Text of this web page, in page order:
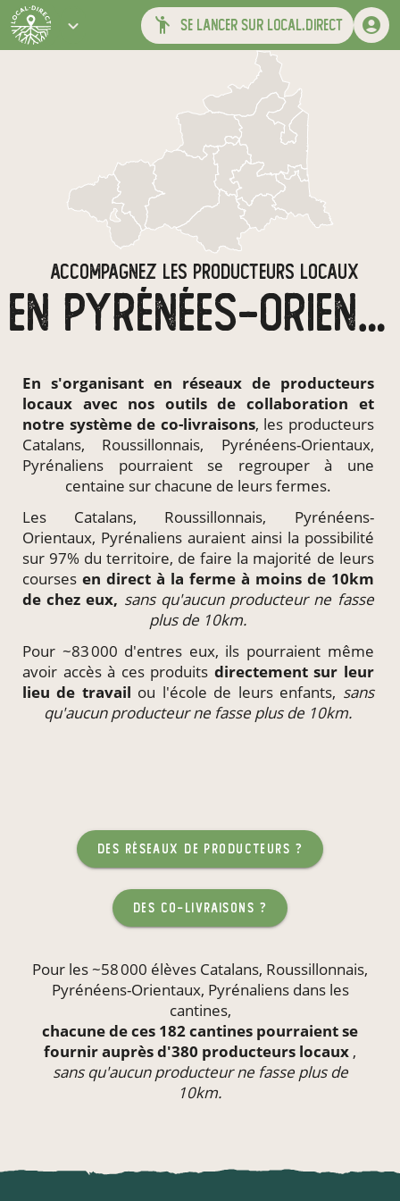
se lancer sur local.direct
ACCOMPAGNEZ LES PRODUCTEURS LOCAUX
EN PYRÉNÉES-ORIENTALES
En s'organisant en réseaux de producteurs
locaux avec nos outils de collaboration et
notre système de co-livraisons, les producteurs
Catalans, Roussillonnais, Pyrénéens-Orientaux,
Pyrénaliens pourraient se regrouper à une
centaine sur chacune de leurs fermes.
Les Catalans, Roussillonnais, Pyrénéens-
Orientaux, Pyrénaliens auraient ainsi la possibilité
sur 97% du territoire, de faire la majorité de leurs
courses en direct à la ferme à moins de 10km
de chez eux, sans qu'aucun producteur ne fasse
plus de 10km.
Pour ~83 000 d'entres eux, ils pourraient même
avoir accès à ces produits directementsur leur
lieu de travail ou l'école de leurs enfants, sans
qu'aucun producteur ne fasse plus de 10km.
des réseaux de producteurs ?
des co-livraisons ?
Pour les ~58 000 élèves Catalans, Roussillonnais,
Pyrénéens-Orientaux, Pyrénaliens dans les
cantines,
chacune de ces 182 cantines pourraient se
fournir auprès d'380 producteurs locaux ,
sans qu'aucun producteur ne fasse plus de
10km.